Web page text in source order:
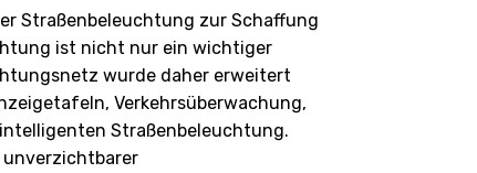
Straßenbeleuchtung zur Schaffung
ist nicht nur ein wichtiger
wurde daher erweitert
Verkehrsüberwachung,
Straßenbeleuchtung.